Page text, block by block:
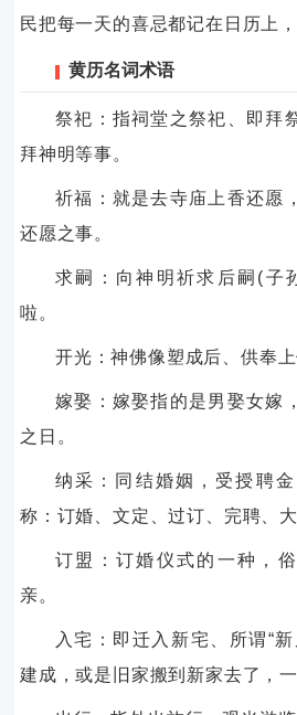
民把每一天的喜忌都记在日历上
黄历名词术语
祭祀：指祠堂之祭祀、即拜
拜神明等事。
祈福：就是去寺庙上香还愿
还愿之事。
求嗣：向神明祈求后嗣(子
啦。
开光：神佛像塑成后、供奉上
嫁娶：嫁娶指的是男娶女嫁
之日。
纳采：同结婚姻，受授聘
称：订婚、文定、过订、完聘、大
订盟：订婚仪式的一种，
亲。
入宅：即迁入新宅、所谓“
建成，或是旧家搬到新家去了，一